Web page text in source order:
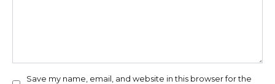
Save my name, email, and website in this browser for the